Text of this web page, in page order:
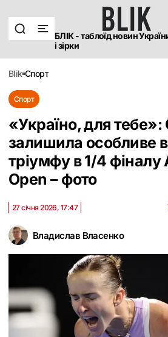
БЛІК - таблоїд новин
і зірки
blik спорт
Спорт
«Україно, для тебе»:
залишила особливе
тріумфу в 1/4
Open – фото
Владислав Власенко
27 січня 2026, 17:47